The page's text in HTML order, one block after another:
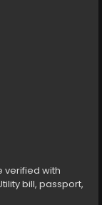
are
Utility bill,
wise-
verified with
bill, passport,